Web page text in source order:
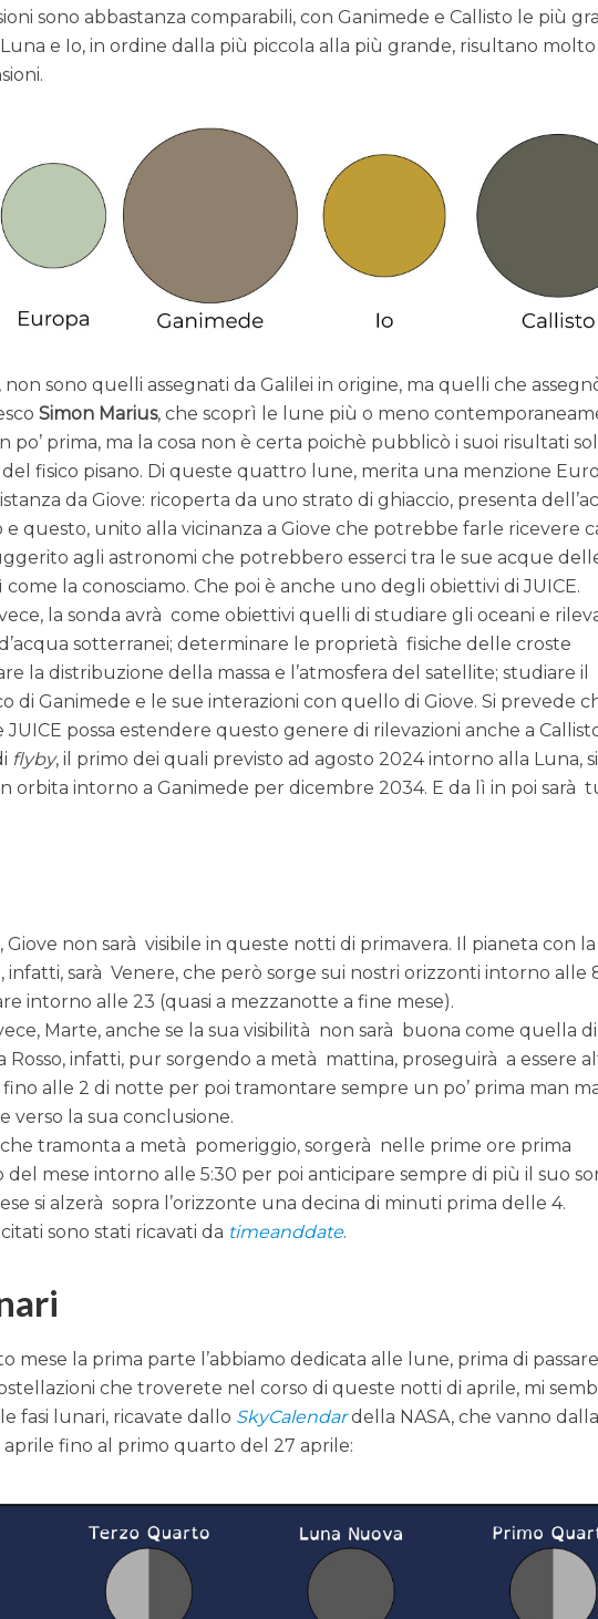
sono abbastanza comparabili, con Ganimede e Callisto le più
e Io, in ordine dalla più piccola alla più grande, risultano molto
non sono quelli assegnati da Galilei in origine, ma quelli che
Simon Marius, che scoprì le lune più o meno
po’ prima, ma la cosa non è certa poichè pubblicò i suoi risultati
fisico pisano. Di queste quattro lune, merita una menzione
da Giove: ricoperta da uno strato di ghiaccio, presenta
e questo, unito alla vicinanza a Giove che potrebbe farle ricevere
agli astronomi che potrebbero esserci tra le sue acque
come la conosciamo. Che poi è anche uno degli obiettivi di JUICE.
la sonda avrà come obiettivi quelli di studiare gli oceani e
sotterranei; determinare le proprietà fisiche delle croste
la distribuzione della massa e l’atmosfera del satellite; studiare il
di Ganimede e le sue interazioni con quello di Giove. Si prevede
JUICE possa estendere questo genere di rilevazioni anche a
flyby, il primo dei quali previsto ad agosto 2024 intorno alla Luna, si
orbita intorno a Ganimede per dicembre 2034. E da lì in poi sarà
non sarà visibile in queste notti di primavera. Il pianeta con la
infatti, sarà Venere, che però sorge sui nostri orizzonti intorno alle
intorno alle 23 (quasi a mezzanotte a fine mese).
Marte, anche se la sua visibilità non sarà buona come quella di
Rosso, infatti, pur sorgendo a metà mattina, proseguirà a essere
fino alle 2 di notte per poi tramontare sempre un po’ prima man
verso la sua conclusione.
tramonta a metà pomeriggio, sorgerà nelle prime ore prima
del mese intorno alle 5:30 per poi anticipare sempre di più il suo
si alzerà sopra l’orizzonte una decina di minuti prima delle 4.
sono stati ricavati da timeanddate.
mese la prima parte l’abbiamo dedicata alle lune, prima di passare
che troverete nel corso di queste notti di aprile, mi
fasi lunari, ricavate dallo SkyCalendardella NASA, che vanno dalla
aprile fino al primo quarto del 27 aprile: